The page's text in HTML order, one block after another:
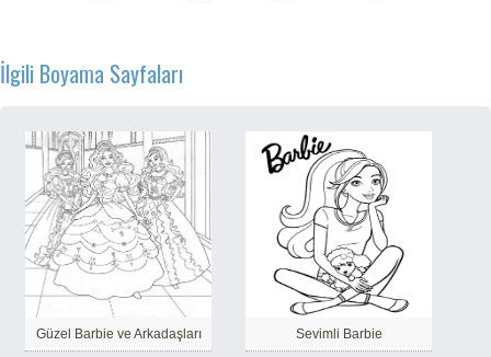
İlgili Boyama Sayfaları
Güzel Barbie ve Arkadaşları Sevimli Barbie